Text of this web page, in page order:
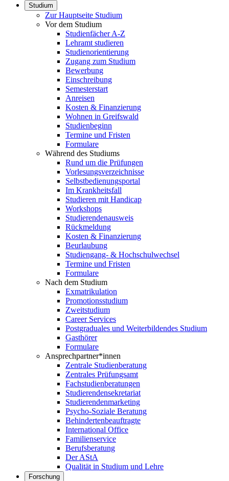
Studium
Zur Hauptseite Studium
Vor dem Studium
Studienfächer A-Z
Lehramt studieren
Studienorientierung
Zugang zum Studium
Bewerbung
Einschreibung
Semesterstart
Anreisen
Kosten & Finanzierung
Wohnen in Greifswald
Studienbeginn
Termine und Fristen
Formulare
Während des Studiums
Rund um die Prüfungen
Vorlesungsverzeichnisse
Selbstbedienungsportal
Im Krankheitsfall
Studieren mit Handicap
Workshops
Studierendenausweis
Rückmeldung
Kosten & Finanzierung
Beurlaubung
Studiengang- & Hochschulwechsel
Termine und Fristen
Formulare
Nach dem Studium
Exmatrikulation
Promotionsstudium
Zweitstudium
Career Services
Postgraduales und Weiterbildendes Studium
Gasthörer
Formulare
Ansprechpartner*innen
Zentrale Studienberatung
Zentrales Prüfungsamt
Fachstudienberatungen
Studierendensekretariat
Studierendenmarketing
Psycho-Soziale Beratung
Behindertenbeauftragte
International Office
Familienservice
Berufsberatung
Der AStA
Qualität in Studium und Lehre
Forschung